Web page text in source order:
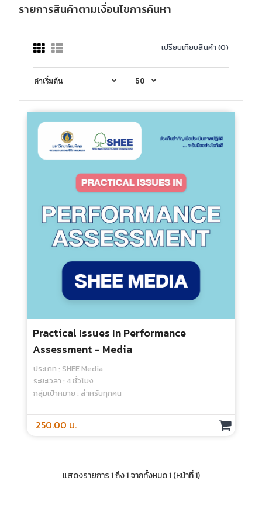
รายการสินค้าตามเงื่อนไขการค้นหา
เปรียบเทียบสินค้า (0)
Practical Issues In Performance
Assessment - Media
ประเภท : SHEE Media
ระยะเวลา : 4 ชั่วโมง
กลุ่มเป้าหมาย : สำหรับทุกคน
250.00 บ.
แสดงรายการ 1 ถึง 1 จากทั้งหมด 1 (หน้าที่ 1)